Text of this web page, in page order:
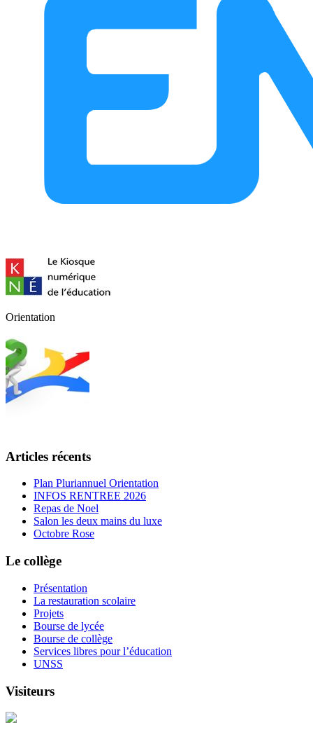
Orientation
Articles récents
Plan Pluriannuel Orientation
INFOS RENTREE 2026
Repas de Noel
Salon les deux mains du luxe
Octobre Rose
Le collège
Présentation
La restauration scolaire
Projets
Bourse de lycée
Bourse de collège
Services libres pour l’éducation
UNSS
Visiteurs